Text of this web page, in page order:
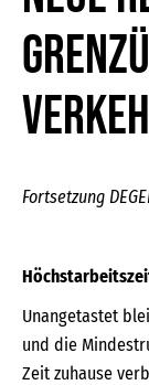
Fortsetzung
Unangetastet
und die
Zeit zuhause